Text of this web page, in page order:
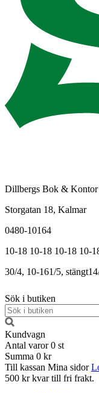
Dillbergs Bok & Kontor
Storgatan 18, Kalmar
0480-10164
10-18 10-18 10-18 10-
30/4, 10-161/5, stängt
Sök i butiken
Kundvagn
Antal varor 0 st
Summa 0 kr
Till kassan Mina sidor
500 kr kvar till fri frakt.